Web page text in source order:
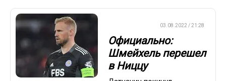
03.08.2022 / 21:28
Официально:
Шмейхель перешел
в Ниццу